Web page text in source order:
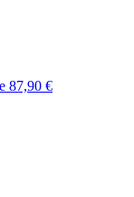
87,90 €